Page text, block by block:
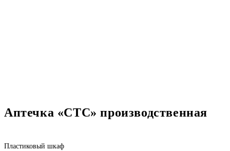
Аптечка «СТС» производственная
Пластиковый шкаф